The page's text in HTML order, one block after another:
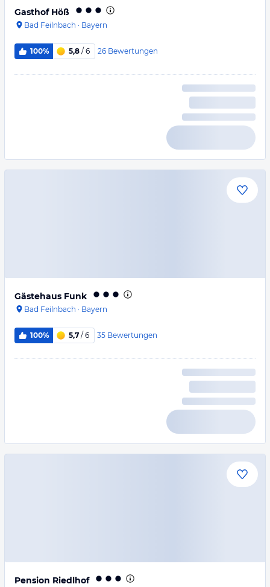
Gasthof Höß
Bad Feilnbach · Bayern
100% 5,8 / 6 26 Bewertungen
Gästehaus Funk
Bad Feilnbach · Bayern
100% 5,7 / 6 35 Bewertungen
Pension Riedlhof